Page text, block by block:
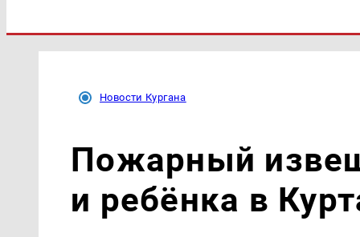
Новости Кургана
Пожарный
и ребёнка в